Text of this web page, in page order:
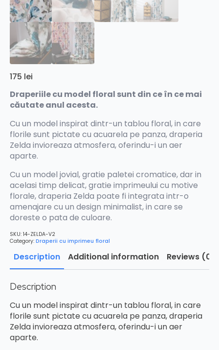
175 lei
Draperiile cu model floral sunt din ce în ce mai
căutate anul acesta.
Cu un model inspirat dintr-un tablou floral, in care
florile sunt pictate cu acuarela pe panza, draperia
Zelda invioreaza atmosfera, oferindu-i un aer
aparte.
Cu un model jovial, gratie paletei cromatice, dar in
acelasi timp delicat, gratie imprimeului cu motive
florale, draperia Zelda poate fi integrata intr-o
amenajare cu un design minimalist, in care se
doreste o pata de culoare.
SKU: 14-ZELDA-V2
Category: Draperii cu imprimeu floral
Description Additional information Reviews (0)
Description
Cu un model inspirat dintr-un tablou floral, in care
florile sunt pictate cu acuarela pe panza, draperia
Zelda invioreaza atmosfera, oferindu-i un aer
aparte.